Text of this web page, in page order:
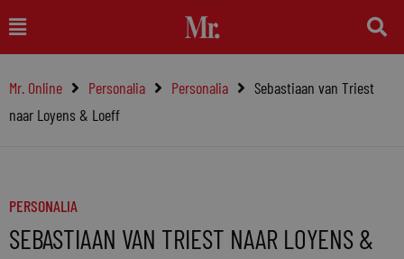
naar
inhoud
Main
Menu
Mr. Online Personalia Personalia
Sebastiaan van Triest
naar Loyens & Loeff
PERSONALIA
SEBASTIAAN VAN TRIEST NAAR LOYENS &